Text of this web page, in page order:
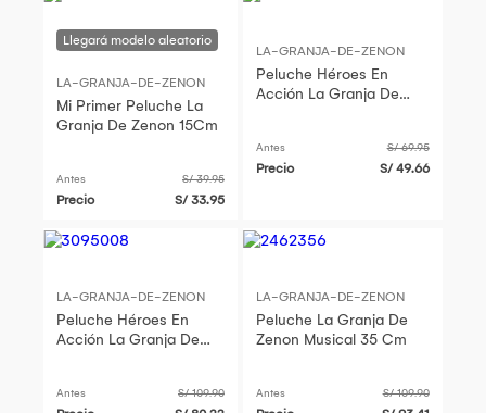
LA-GRANJA-DE-ZENON
Mi Primer Peluche La
Granja De Zenon 15Cm
Antes S/ 39.95
Precio S/ 33.95
LA-GRANJA-DE-ZENON
Peluche Héroes En
Acción La Granja De
Antes S/ 69.95
Precio S/ 49.66
LA-GRANJA-DE-ZENON
Peluche Héroes En
Acción La Granja De
Antes S/ 109.90
LA-GRANJA-DE-ZENON
Peluche La Granja De
Zenon Musical 35 Cm
Antes S/ 109.90